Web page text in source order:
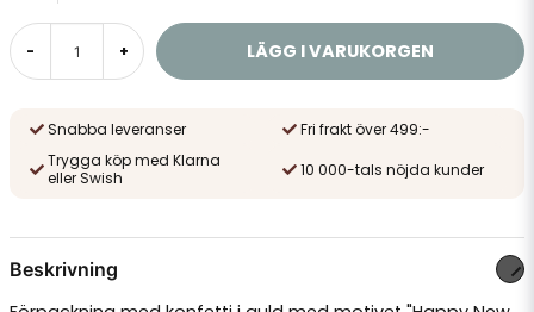
- + LÄGG I VARUKORGEN
Snabba leveranser
Fri frakt över 499:-
Trygga köp med Klarna
eller Swish
10 000-tals nöjda kunder
Beskrivning